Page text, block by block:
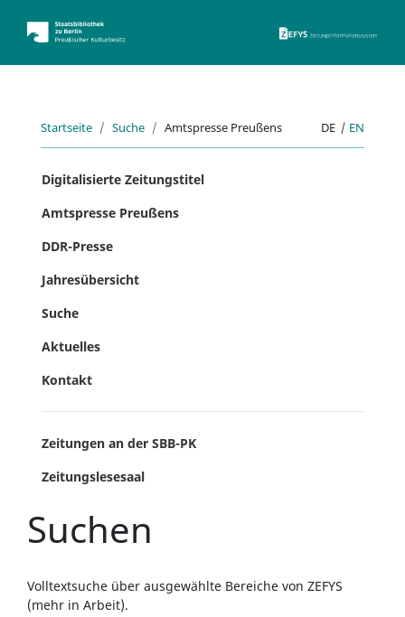
Startseite Suche Amtspresse Preußens DE | EN
Digitalisierte Zeitungstitel
Amtspresse Preußens
DDR-Presse
Jahresübersicht
Suche
Aktuelles
Kontakt
Zeitungen an der SBB-PK
Zeitungslesesaal
Suchen
Volltextsuche über ausgewählte Bereiche von ZEFYS
(mehr in Arbeit).